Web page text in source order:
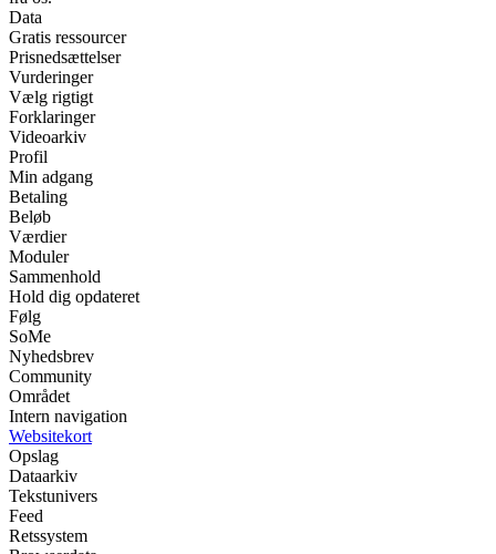
Data
Gratis ressourcer
Prisnedsættelser
Vurderinger
Vælg rigtigt
Forklaringer
Videoarkiv
Profil
Min adgang
Betaling
Beløb
Værdier
Moduler
Sammenhold
Hold dig opdateret
Følg
SoMe
Nyhedsbrev
Community
Området
Intern navigation
Websitekort
Opslag
Dataarkiv
Tekstunivers
Feed
Retssystem